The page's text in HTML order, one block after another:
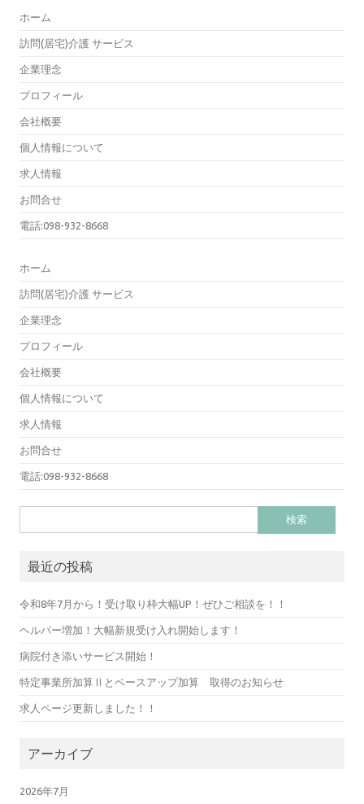
ホーム
訪問(居宅)介護 サービス
企業理念
プロフィール
会社概要
個人情報について
求人情報
お問合せ
電話:098-932-8668
ホーム
訪問(居宅)介護 サービス
企業理念
プロフィール
会社概要
個人情報について
求人情報
お問合せ
電話:098-932-8668
索:
最近の投稿
令和8年7月から！受け取り枠大幅UP！ぜひご相談を！！
ヘルパー増加！大幅新規受け入れ開始します！
病院付き添いサービス開始！
特定事業所加算Ⅱとベースアップ加算 取得のお知らせ
求人ページ更新しました！！
アーカイブ
2026年7月